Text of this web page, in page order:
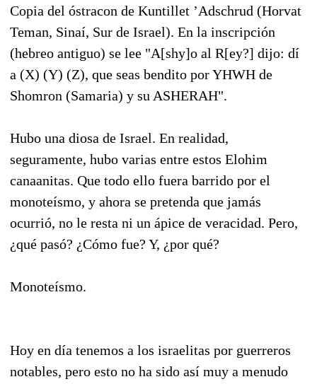
Copia del óstracon de Kuntillet ’Adschrud (Horvat
Teman, Sinaí, Sur de Israel). En la inscripción
(hebreo antiguo) se lee "A[shy]o al R[ey?] dijo: dí
a (X) (Y) (Z), que seas bendito por YHWH de
Shomron (Samaria) y su ASHERAH".
Hubo una diosa de Israel. En realidad,
seguramente, hubo varias entre estos Elohim
canaanitas. Que todo ello fuera barrido por el
monoteísmo, y ahora se pretenda que jamás
ocurrió, no le resta ni un ápice de veracidad. Pero,
¿qué pasó? ¿Cómo fue? Y, ¿por qué?
Monoteísmo.
Hoy en día tenemos a los israelitas por guerreros
notables, pero esto no ha sido así muy a menudo